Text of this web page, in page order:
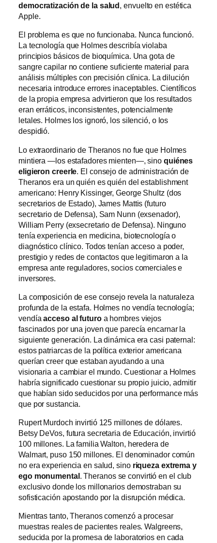
democratización de la salud, envuelto en estética
Apple.
El problema es que no funcionaba. Nunca funcionó.
La tecnología que Holmes describía violaba
principios básicos de bioquímica. Una gota de
sangre capilar no contiene suficiente material para
análisis múltiples con precisión clínica. La dilución
necesaria introduce errores inaceptables. Científicos
de la propia empresa advirtieron que los resultados
eran erráticos, inconsistentes, potencialmente
letales. Holmes los ignoró, los silenció, o los
despidió.
Lo extraordinario de Theranos no fue que Holmes
mintiera —los estafadores mienten—, sino quiénes
eligieron creerle. El consejo de administración de
Theranos era un quién es quién del establishment
americano: Henry Kissinger, George Shultz (dos
secretarios de Estado), James Mattis (futuro
secretario de Defensa), Sam Nunn (exsenador),
William Perry (exsecretario de Defensa). Ninguno
tenía experiencia en medicina, biotecnología o
diagnóstico clínico. Todos tenían acceso a poder,
prestigio y redes de contactos que legitimaron a la
empresa ante reguladores, socios comerciales e
inversores.
La composición de ese consejo revela la naturaleza
profunda de la estafa. Holmes no vendía tecnología;
vendíaacceso al futuroa hombres viejos
fascinados por una joven que parecía encarnar la
siguiente generación. La dinámica era casi paternal:
estos patriarcas de la política exterior americana
querían creer que estaban ayudando a una
visionaria a cambiar el mundo. Cuestionar a Holmes
habría significado cuestionar su propio juicio, admitir
que habían sido seducidos por una performance más
que por sustancia.
Rupert Murdoch invirtió 125 millones de dólares.
Betsy DeVos, futura secretaria de Educación, invirtió
100 millones. La familia Walton, heredera de
Walmart, puso 150 millones. El denominador común
no era experiencia en salud, sino riqueza extrema y
ego monumental. Theranos se convirtió en el club
exclusivo donde los millonarios demostraban su
sofisticación apostando por la disrupción médica.
Mientras tanto, Theranos comenzó a procesar
muestras reales de pacientes reales. Walgreens,
seducida por la promesa de laboratorios en cada